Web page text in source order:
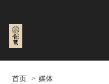
首页 媒体